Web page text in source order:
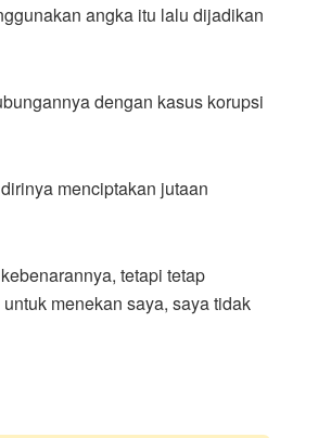
angka itu lalu dijadikan
dengan kasus korupsi
menciptakan jutaan
tetapi tetap
menekan saya, saya tidak